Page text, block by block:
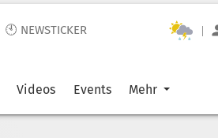
🕙 NEWSTICKER |
Videos Events Mehr